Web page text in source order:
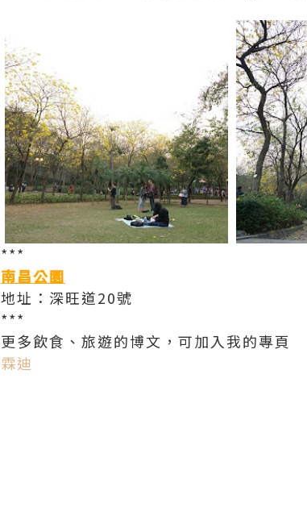
***
南昌公園
地址：深旺道20號
***
更多飲食、旅遊的博文，可加入我的專頁
霖迪